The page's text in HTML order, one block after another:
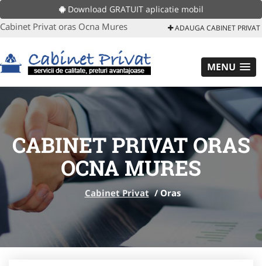
Download GRATUIT aplicatie mobil
Cabinet Privat oras Ocna Mures ADAUGA CABINET PRIVAT
MENU
CABINET PRIVAT ORAS
OCNA MURES
Cabinet Privat /Oras